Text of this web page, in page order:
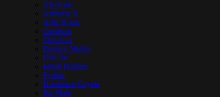
Alborosie
Anthony B
Arise Roots
Capleton
Chronixx
Damian Marley
Dub Inc
Elijah Prophet
Fyakin
Hornsman Coyote
Iba Mahr